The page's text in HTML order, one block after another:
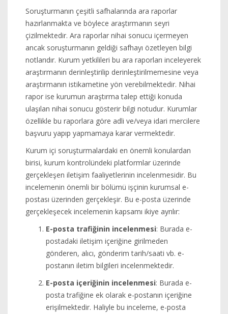
Soruşturmanın çeşitli safhalarında ara raporlar
hazırlanmakta ve böylece araştırmanın seyri
çizilmektedir. Ara raporlar nihai sonucu içermeyen
ancak soruşturmanın geldiği safhayı özetleyen bilgi
notlarıdır. Kurum yetkilileri bu ara raporları inceleyerek
araştırmanın derinleştirilip derinleştirilmemesine veya
araştırmanın istikametine yön verebilmektedir. Nihai
rapor ise kurumun araştırma talep ettiği konuda
ulaşılan nihai sonucu gösterir bilgi notudur. Kurumlar
özellikle bu raporlara göre adli ve/veya idari mercilere
başvuru yapıp yapmamaya karar vermektedir.
Kurum içi soruşturmalardaki en önemli konulardan
birisi, kurum kontrolündeki platformlar üzerinde
gerçekleşen iletişim faaliyetlerinin incelenmesidir. Bu
incelemenin önemli bir bölümü işçinin kurumsal e-
postası üzerinden gerçekleşir. Bu e-posta üzerinde
gerçekleşecek incelemenin kapsamı ikiye ayrılır:
E-posta trafiğinin incelenmesi: Burada e-
postadaki iletişim içeriğine girilmeden
gönderen, alıcı, gönderim tarih/saati vb. e-
postanın iletim bilgileri incelenmektedir.
E-posta içeriğinin incelenmesi: Burada e-
posta trafiğine ek olarak e-postanın içeriğine
erişilmektedir. Haliyle bu inceleme, e-posta